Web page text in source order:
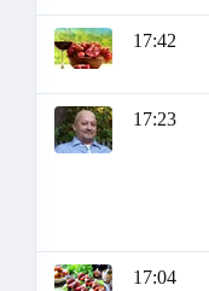
17:42
17:23
17:04